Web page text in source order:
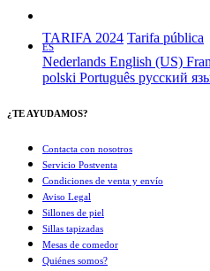
TARIFA 2024 Tarifa pública
ES
Nederlands English (US)
polski Português русский
¿TE AYUDAMOS?
Contacta con nosotros
Servicio Postventa
Condiciones de venta y envío
Aviso Legal
Sillones de piel
Sillas tapizadas
Mesas de comedor
Quiénes somos?